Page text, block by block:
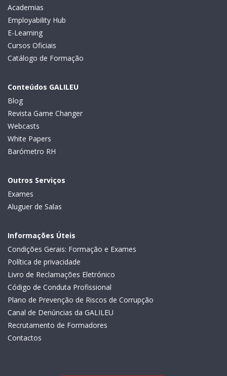
Academias
Employability Hub
E-Learning
Cursos Oficiais
Catálogo de Formação
Conteúdos GALILEU
Blog
Revista Game Changer
Webcasts
White Papers
Barómetro RH
Outros Serviços
Exames
Aluguer de Salas
Informações Úteis
Condições Gerais: Formação e Exames
Política de privacidade
Livro de Reclamações Eletrónico
Código de Conduta Profissional
Plano de Prevenção de Riscos de Corrupção
Canal de Denúncias da GALILEU
Recrutamento de Formadores
Contactos